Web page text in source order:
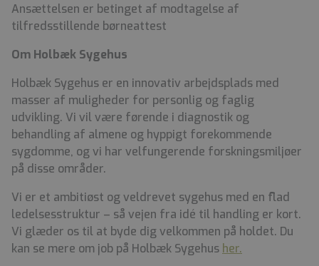
Ansættelsen er betinget af modtagelse af
tilfredsstillende børneattest
Om Holbæk Sygehus
Holbæk Sygehus er en innovativ arbejdsplads med
masser af muligheder for personlig og faglig
udvikling. Vi vil være førende i diagnostik og
behandling af almene og hyppigt forekommende
sygdomme, og vi har velfungerende forskningsmiljøer
på disse områder.
Vi er et ambitiøst og veldrevet sygehus med en flad
ledelsesstruktur – så vejen fra idé til handling er kort.
Vi glæder os til at byde dig velkommen på holdet. Du
kan se mere om job på Holbæk Sygehus her.